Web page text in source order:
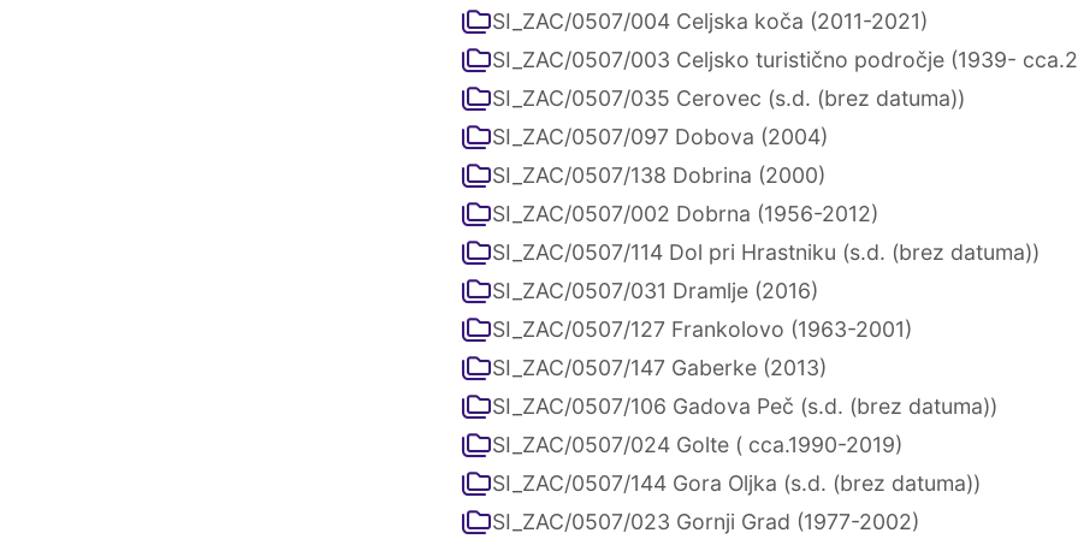
SI_ZAC/0507/004 Celjska koča (2011-2021)
SI_ZAC/0507/003 Celjsko turistično področje (1939-
SI_ZAC/0507/035 Cerovec (s.d. (brez datuma))
SI_ZAC/0507/097 Dobova (2004)
SI_ZAC/0507/138 Dobrina (2000)
SI_ZAC/0507/002 Dobrna (1956-2012)
SI_ZAC/0507/114 Dol pri Hrastniku (s.d. (brez datuma))
SI_ZAC/0507/031 Dramlje (2016)
SI_ZAC/0507/127 Frankolovo (1963-2001)
SI_ZAC/0507/147 Gaberke (2013)
SI_ZAC/0507/106 Gadova Peč (s.d. (brez datuma))
SI_ZAC/0507/024 Golte ( cca.1990-2019)
SI_ZAC/0507/144 Gora Oljka (s.d. (brez datuma))
SI_ZAC/0507/023 Gornji Grad (1977-2002)